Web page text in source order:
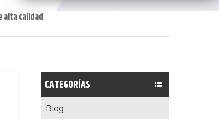
alta calidad
CATEGORÍAS
Blog